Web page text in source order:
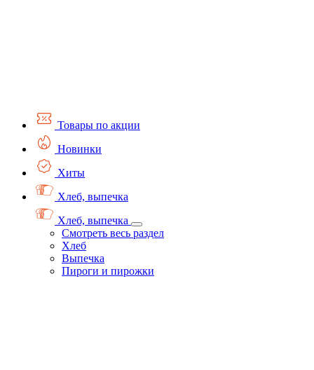
Товары по акции
Новинки
Хиты
Хлеб, выпечка
Хлеб, выпечка
Смотреть весь раздел
Хлеб
Выпечка
Пироги и пирожки